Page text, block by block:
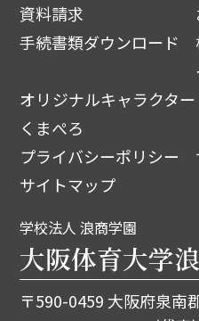
資料請求
手続書類ダウンロード
オリジナルキャラクター
くまぺろ
プライバシーポリシー
サイトマップ
学校法人 浪商学園
大阪体育大学
〒590-0459 大阪府泉南